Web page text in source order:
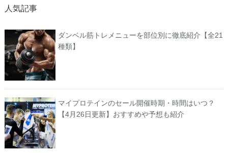
人気記事
ダンベル筋トレメニューを部位別に徹底紹介【全21
種類】
マイプロテインのセール開催時期・時間はいつ？
【4月26日更新】おすすめや予想も紹介